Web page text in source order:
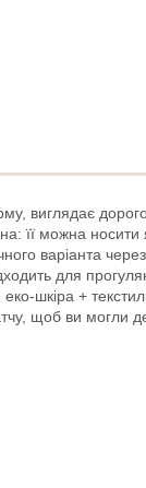
виглядає дорого
її можна носити
варіанта
для
шкіра +
щоб ви